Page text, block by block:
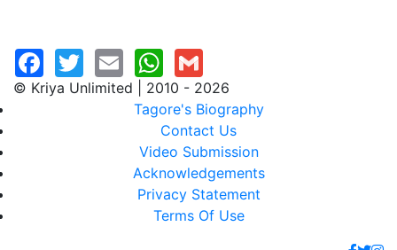
© Kriya Unlimited | 2010 - 2026
Tagore's Biography
Contact Us
Video Submission
Acknowledgements
Privacy Statement
Terms Of Use